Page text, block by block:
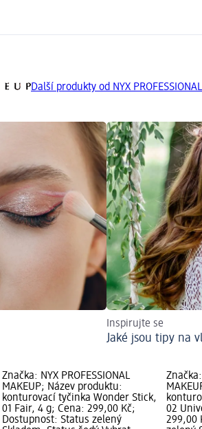
Další produkty od NYX
Inspirujte se
Jaké jsou tipy na
Značka: NYX PROFESSIONAL
MAKEUP; Název produktu:
konturovací tyčinka Wonder Stick,
01 Fair, 4 g; Cena: 299,00 Kč;
Dostupnost: Status zelený
Značka:
02
299,00